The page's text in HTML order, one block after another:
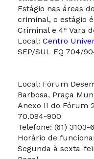
Estágio nas áreas
criminal, o estágio
Criminal e 4ª Vara
Local: Centro
SEP/SUL EQ 704/
Local: Fórum
Barbosa, Praça
Anexo II do Fórum
70.094-900
Telefone: (61) 3103-
Horário de
Segunda à sexta-